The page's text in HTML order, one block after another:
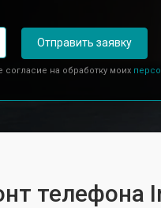
Отправить заявку
на обработку моих
телефона